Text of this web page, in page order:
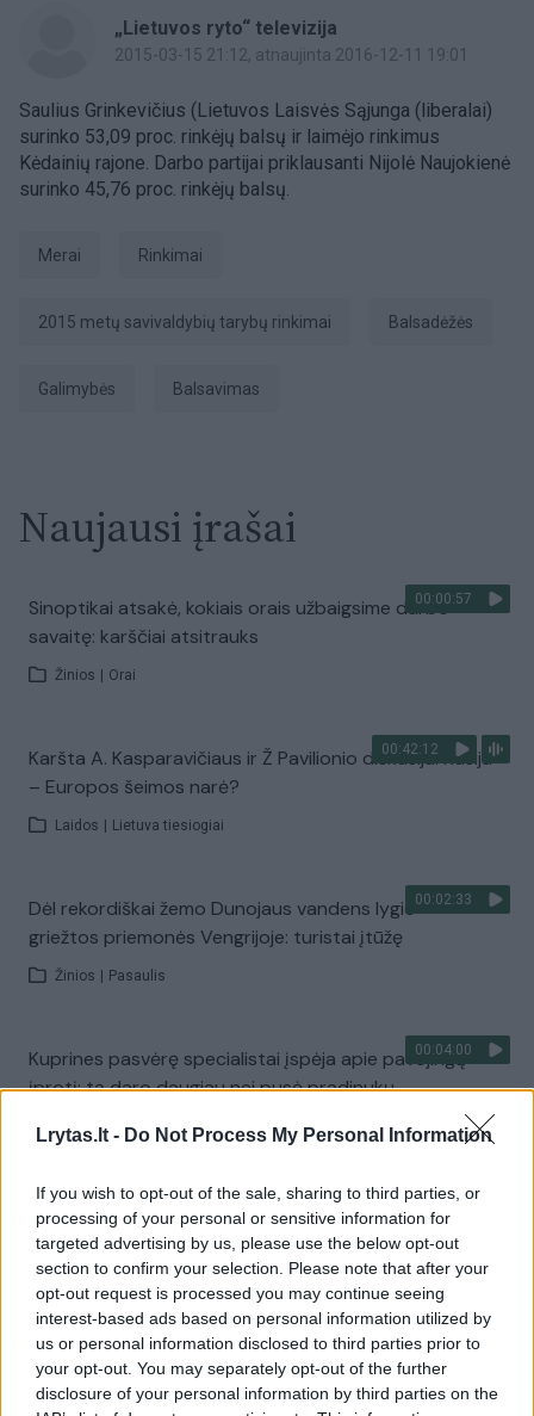
Lrytas.lt - Do Not Process My Personal Information
If you wish to opt-out of the sale, sharing to third parties, or
processing of your personal or sensitive information for
targeted advertising by us, please use the below opt-out
section to confirm your selection. Please note that after your
opt-out request is processed you may continue seeing
interest-based ads based on personal information utilized by
us or personal information disclosed to third parties prior to
your opt-out. You may separately opt-out of the further
disclosure of your personal information by third parties on the
„Lietuvos ryto“ televizija
2015-03-15 21:12, atnaujinta 2016-12-11 19:01
Saulius Grinkevičius (Lietuvos Laisvės Sąjunga (liberalai)
surinko 53,09 proc. rinkėjų balsų ir laimėjo rinkimus
Kėdainių rajone. Darbo partijai priklausanti Nijolė Naujokienė
surinko 45,76 proc. rinkėjų balsų.
Merai Rinkimai
2015 metų savivaldybių tarybų rinkimai balsadėžės
galimybės Balsavimas
Naujausi įrašai
00:00:57
Sinoptikai atsakė, kokiais orais užbaigsime darbo
savaitę: karščiai atsitrauks
Žinios Orai
00:42:12
Karšta A. Kasparavičiaus ir Ž Pavilionio diskusija: Rusija
– Europos šeimos narė?
Laidos Lietuva tiesiogiai
00:02:33
Dėl rekordiškai žemo Dunojaus vandens lygio –
griežtos priemonės Vengrijoje: turistai įtūžę
Žinios Pasaulis
00:04:00
Kuprines pasvėrę specialistai įspėja apie pavojingą
įprotį: tą daro daugiau nei pusė pradinukų
Žinios | Lietuvos diena
Visi įrašai
Žiūrimiausi įrašai
00:00:30
Vaizdai iš tragiškos avarijos Vilniaus r.: dviejų moterų ir